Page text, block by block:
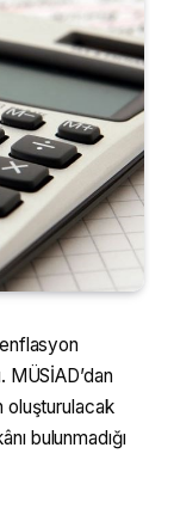
oluşturulacak
bulunmadığı